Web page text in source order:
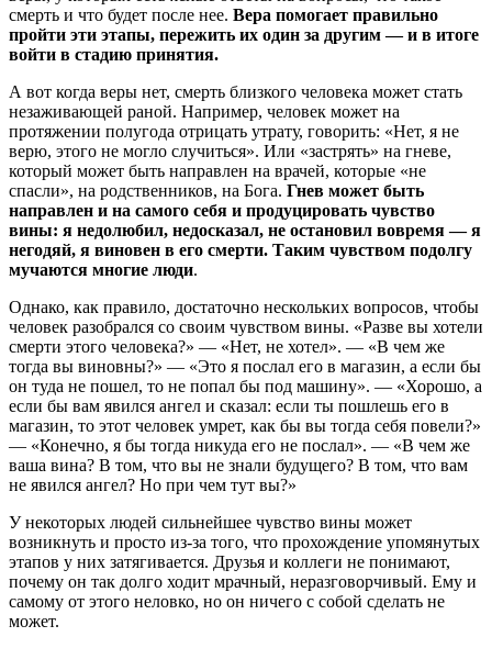
смерть и что будет после нее. Вера помогает правильно
пройти эти этапы, пережить их один за другим — и в итоге
войти в стадию принятия.
А вот когда веры нет, смерть близкого человека может стать
незаживающей раной. Например, человек может на
протяжении полугода отрицать утрату, говорить: «Нет, я не
верю, этого не могло случиться». Или «застрять» на гневе,
который может быть направлен на врачей, которые «не
спасли», на родственников, на Бога. Гнев может быть
направлен и на самого себя и продуцировать чувство
вины: я недолюбил, недосказал, не остановил вовремя — я
негодяй, я виновен в его смерти. Таким чувством подолгу
мучаются многие люди.
Однако, как правило, достаточно нескольких вопросов, чтобы
человек разобрался со своим чувством вины. «Разве вы хотели
смерти этого человека?» — «Нет, не хотел». — «В чем же
тогда вы виновны?» — «Это я послал его в магазин, а если бы
он туда не пошел, то не попал бы под машину». — «Хорошо, а
если бы вам явился ангел и сказал: если ты пошлешь его в
магазин, то этот человек умрет, как бы вы тогда себя повели?»
— «Конечно, я бы тогда никуда его не послал». — «В чем же
ваша вина? В том, что вы не знали будущего? В том, что вам
не явился ангел? Но при чем тут вы?»
У некоторых людей сильнейшее чувство вины может
возникнуть и просто из-за того, что прохождение упомянутых
этапов у них затягивается. Друзья и коллеги не понимают,
почему он так долго ходит мрачный, неразговорчивый. Ему и
самому от этого неловко, но он ничего с собой сделать не
может.